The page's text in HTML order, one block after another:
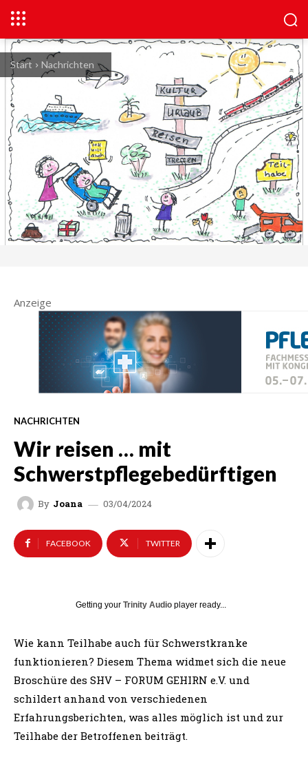
Start Nachrichten
Anzeige
NACHRICHTEN
Wir reisen … mit
Schwerstpflegebedürftigen
By Joana 03/04/2024
FACEBOOK TWITTER
Getting your Trinity Audio player ready...
Wie kann Teilhabe auch für Schwerstkranke
funktionieren? Diesem Thema widmet sich die neue
Broschüre des SHV – FORUM GEHIRN e.V. und
schildert anhand von verschiedenen
Erfahrungsberichten, was alles möglich ist und zur
Teilhabe der Betroffenen beiträgt.